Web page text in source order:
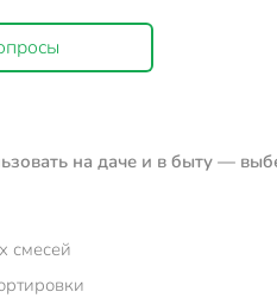
на даче и в быту —
смесей